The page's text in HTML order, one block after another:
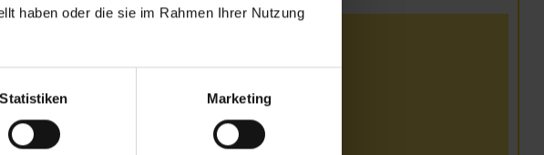
haben oder die sie im Rahmen Ihrer Nutzung
Statistiken Marketing
9.00–12.00 & 13.00–15.00 Uhr
9.00–12.00 & 13.00–14.00 Uhr
9.00–12.00 & 13.00–14.00 Uhr